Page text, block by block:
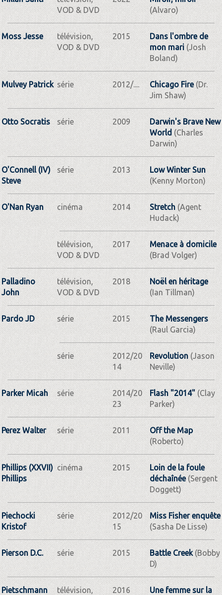
VOD & DVD
(Alvaro)
Moss Jesse
télévision,
VOD & DVD
2015
Dans l'ombre de
mon mari(Josh
Boland)
Mulvey Patrick série 2012/.... Chicago Fire(Dr.
Jim Shaw)
Otto Socratis série 2009
Darwin's Brave New
World(Charles
Darwin)
O'Connell (IV)
Steve
série 2013
Low Winter Sun
(Kenny Morton)
O'Nan Ryan cinéma 2014 Stretch(Agent
Hudack)
télévision,
VOD & DVD
2017
Menace à domicile
(Brad Volger)
Palladino
John
télévision,
VOD & DVD
2018
Noël en héritage
(Ian Tillman)
Pardo JD série 2015
The Messengers
(Raul Garcia)
série
2012/20
14
Revolution(Jason
Neville)
Parker Micah série
2014/20
23
Flash "2014"(Clay
Parker)
Perez Walter série 2011
Off the Map
(Roberto)
Phillips (XXVII)
Phillips
cinéma 2015
Loin de la foule
déchaînée(Sergent
Doggett)
Piechocki
Kristof
série
2012/20
15
Miss Fisher enquête
(Sasha De Lisse)
Pierson D.C. série 2015 Battle Creek(Bobby
D)
Pietschmann
télévision,
2016
Une femme sur la